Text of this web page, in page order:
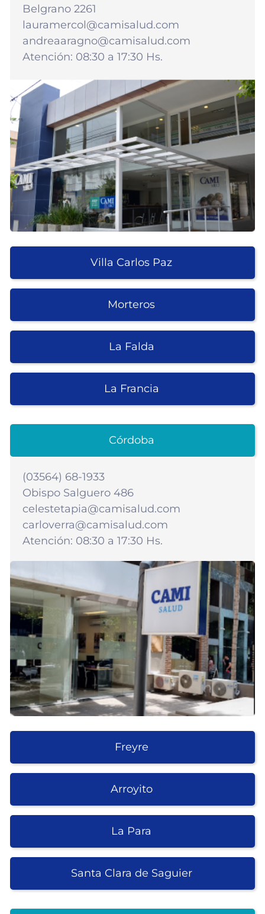
Belgrano 2261
lauramercol@camisalud.com
andreaaragno@camisalud.com
Atención: 08:30 a 17:30 Hs.
Villa Carlos Paz
Morteros
La Falda
La Francia
Córdoba
(03564) 68-1933
Obispo Salguero 486
celestetapia@camisalud.com
carloverra@camisalud.com
Atención: 08:30 a 17:30 Hs.
Freyre
Arroyito
La Para
Santa Clara de Saguier